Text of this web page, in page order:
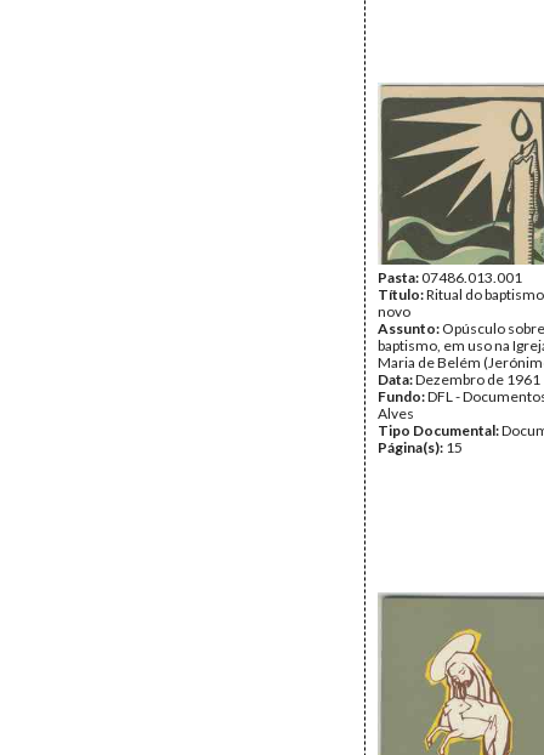
Pasta:07486.013.001
Título:Ritual do
novo
Assunto: Opúsculo
baptismo, em uso na
Maria de Belém
Data:Dezembro de 1961
Fundo:DFL -
Alves
Tipo Documental:
Página(s): 15